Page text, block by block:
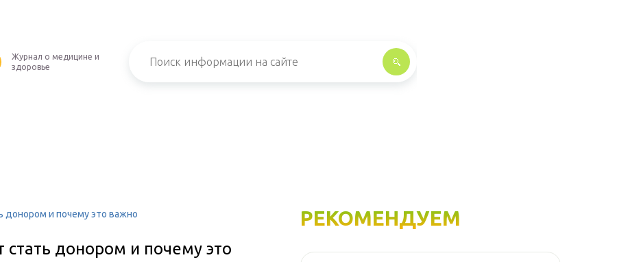
Журнал о медицине и
здоровье
донором и почему это важно
стать донором и почему это
РЕКОМЕНДУЕМ